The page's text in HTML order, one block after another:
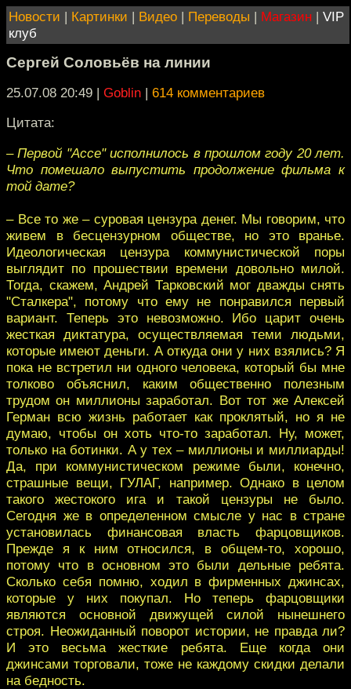
Новости | Картинки | Видео | Переводы | Магазин | VIP
клуб
Сергей Соловьёв на линии
25.07.08 20:49 | Goblin | 614 комментариев
Цитата:
– Первой "Ассе" исполнилось в прошлом году 20 лет.
Что помешало выпустить продолжение фильма к
той дате?
– Все то же – суровая цензура денег. Мы говорим, что
живем в бесцензурном обществе, но это вранье.
Идеологическая цензура коммунистической поры
выглядит по прошествии времени довольно милой.
Тогда, скажем, Андрей Тарковский мог дважды снять
"Сталкера", потому что ему не понравился первый
вариант. Теперь это невозможно. Ибо царит очень
жесткая диктатура, осуществляемая теми людьми,
которые имеют деньги. А откуда они у них взялись? Я
пока не встретил ни одного человека, который бы мне
толково объяснил, каким общественно полезным
трудом он миллионы заработал. Вот тот же Алексей
Герман всю жизнь работает как проклятый, но я не
думаю, чтобы он хоть что-то заработал. Ну, может,
только на ботинки. А у тех – миллионы и миллиарды!
Да, при коммунистическом режиме были, конечно,
страшные вещи, ГУЛАГ, например. Однако в целом
такого жестокого ига и такой цензуры не было.
Сегодня же в определенном смысле у нас в стране
установилась финансовая власть фарцовщиков.
Прежде я к ним относился, в общем-то, хорошо,
потому что в основном это были дельные ребята.
Сколько себя помню, ходил в фирменных джинсах,
которые у них покупал. Но теперь фарцовщики
являются основной движущей силой нынешнего
строя. Неожиданный поворот истории, не правда ли?
И это весьма жесткие ребята. Еще когда они
джинсами торговали, тоже не каждому скидки делали
на бедность.